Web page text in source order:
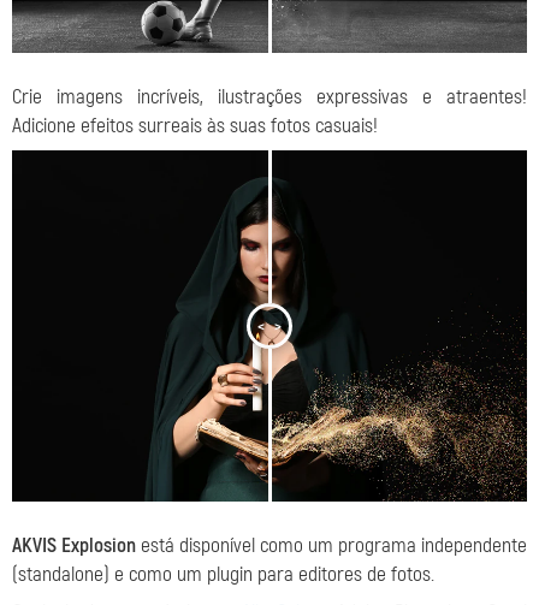
Crie imagens incríveis, ilustrações expressivas e atraentes!
Adicione efeitos surreais às suas fotos casuais!
< >
AKVIS Explosion está disponível como um programa independente
(standalone) e como um plugin para editores de fotos.